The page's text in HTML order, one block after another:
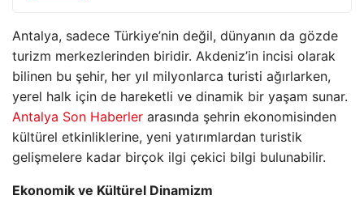
Antalya, sadece Türkiye’nin değil, dünyanın da gözde
turizm merkezlerinden biridir. Akdeniz’in incisi olarak
bilinen bu şehir, her yıl milyonlarca turisti ağırlarken,
yerel halk için de hareketli ve dinamik bir yaşam sunar.
Antalya Son Haberler arasında şehrin ekonomisinden
kültürel etkinliklerine, yeni yatırımlardan turistik
gelişmelere kadar birçok ilgi çekici bilgi bulunabilir.
Ekonomik ve Kültürel Dinamizm